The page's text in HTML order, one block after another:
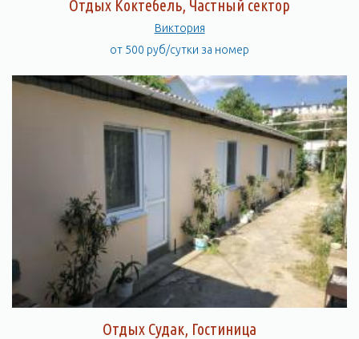
Отдых Коктебель, Частный сектор
Виктория
от 500 руб/сутки за номер
Отдых Судак, Гостиница